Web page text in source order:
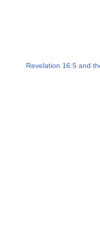
Revelation 16:5 and